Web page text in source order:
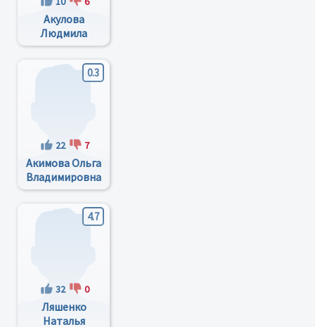
Акулова
Людмила
Александровна
0.3
22 7
Акимова Ольга
Владимировна
4.7
32 0
Ляшенко
Наталья